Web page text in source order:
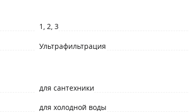
1, 2, 3
Ультрафильтрация
для сантехники
для холодной воды